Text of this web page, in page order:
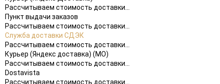
Рассчитываем стоимость доставки...
Пункт выдачи заказов
Рассчитываем стоимость доставки...
Служба доставки СДЭК
Рассчитываем стоимость доставки...
Курьер (Яндекс доставка) (МО)
Рассчитываем стоимость доставки...
Dostavista
Рассчитываем стоимость доставки...